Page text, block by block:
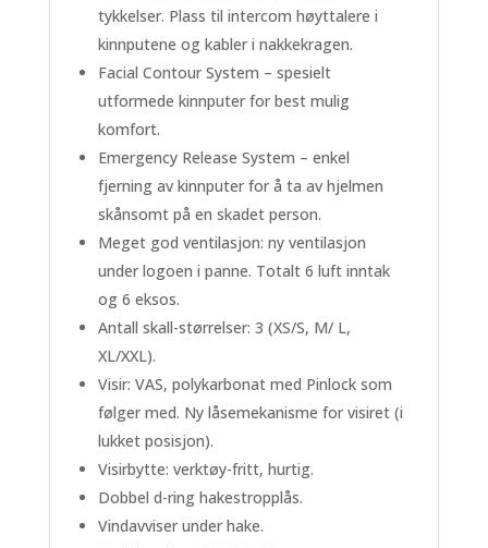
tykkelser. Plass til intercom høyttalere i
kinnputene og kabler i nakkekragen.
Facial Contour System – spesielt
utformede kinnputer for best mulig
komfort.
Emergency Release System – enkel
fjerning av kinnputer for å ta av hjelmen
skånsomt på en skadet person.
Meget god ventilasjon: ny ventilasjon
under logoen i panne. Totalt 6 luft inntak
og 6 eksos.
Antall skall-størrelser: 3 (XS/S, M/ L,
XL/XXL).
Visir: VAS, polykarbonat med Pinlock som
følger med. Ny låsemekanisme for visiret (i
lukket posisjon).
Visirbytte: verktøy-fritt, hurtig.
Dobbel d-ring hakestropplås.
Vindavviser under hake.